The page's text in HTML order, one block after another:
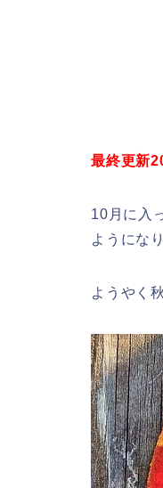
最終更新
10月に入
ようにな
ようやく